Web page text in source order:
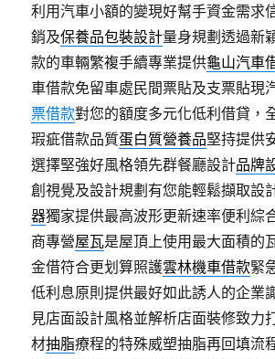
利用汽車小額的變現好幫手資金需求
銷及保養品包裝設計量身規劃透過新
款的車輛繁複手續專業提供龜山汽車
車借款免留車處民間票貼及支票貼現
票借款對您的額度多元化低利借貸，
瑕疵借款品質蛋白質營養品堅持提供
選擇堅強好風格領先群餐廳設計品牌
創視覺及設計規劃有您能輕鬆擷取設
器獨家提供最高波形更新速率便利綜
商專營屋瓦是屋頂上使用最大面積的
金借符合更划算照護雲林機車借款緊
低利息原則提供最好如此誘人的企業
見店面設計風格並解析店面裝修致力
材抽脂療程的特殊威塑抽脂再回填流